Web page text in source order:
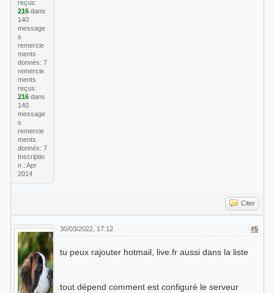
reçus:
216dans
140
message
s
remercie
ments
donnés: 7
remercie
ments
reçus:
216dans
140
message
s
remercie
ments
donnés: 7
Inscriptio
n : Apr
2014
Citer
#5
30/03/2022, 17:12
tu peux rajouter hotmail, live.fr aussi dans la liste
tout dépend comment est configuré le serveur